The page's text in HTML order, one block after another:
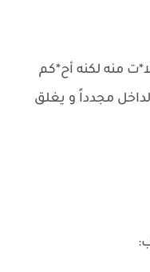
منه لكنه أح*كم
مجدداً و يغلق